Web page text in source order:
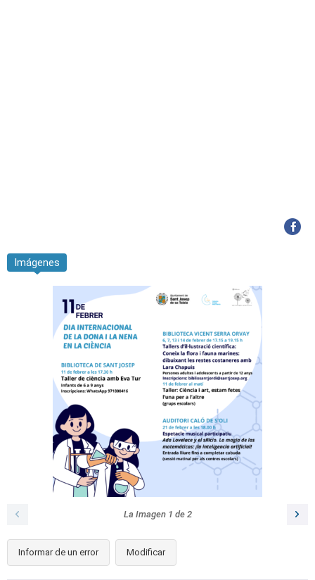
Imágenes
La Imagen 1 de 2
Informar de un error Modificar